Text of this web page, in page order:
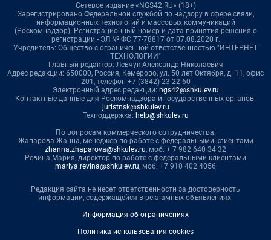
Сетевое издание «NGS42.RU» (18+)
Зарегистрировано Федеральной службой по надзору в сфере связи,
информационных технологий и массовых коммуникаций
(Роскомнадзор). Регистрационный номер и дата принятия решения о
регистрации - ЭЛ № ФС 77-78817 от 07.08.2020 г.
Учредитель: Общество с ограниченной ответственностью "ИНТЕРНЕТ
ТЕХНОЛОГИИ"
Главный редактор: Левчук Александр Николаевич
Адрес редакции: 650000, Россия, Кемерово, ул. 50 лет Октября, д. 11, офис
201, телефон +7 (3842) 23-22-60
Электронный адрес редакции: ngs42@shkulev.ru
Контактные данные для Роскомнадзора и государственных органов:
juristnsk@shkulev.ru
Техподдержка: help@shkulev.ru
По вопросам коммерческого сотрудничества:
Жапарова Жанна, менеджер по работе с федеральными клиентами
zhanna.zhaparova@shkulev.ru, моб. + 7 982 640 34 32
Ревина Мария, директор по работе с федеральными клиентами
mariya.revina@shkulev.ru, моб. +7 910 402 4056
Редакция сайта не несет ответственности за достоверность
информации, содержащейся в рекламных объявлениях.
Информация об ограничениях
Политика использования cookies